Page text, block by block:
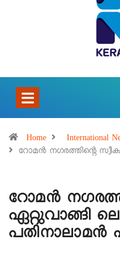
Home
International
റോമന്‍ നഗരത്തിന്റെ
റോമന്‍
ഏറ്റുവാങ്ങി
പതിനാലാമന്‍